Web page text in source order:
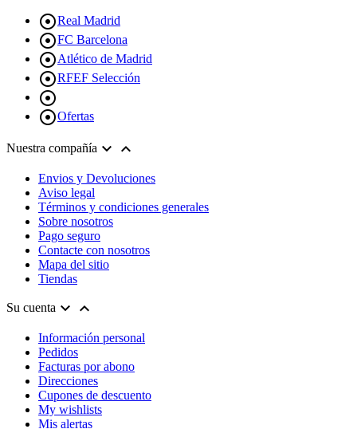
Real Madrid
FC Barcelona
Atlético de Madrid
RFEF Selección

Ofertas
Nuestra compañía  
Envios y Devoluciones
Aviso legal
Términos y condiciones generales
Sobre nosotros
Pago seguro
Contacte con nosotros
Mapa del sitio
Tiendas
Su cuenta  
Información personal
Pedidos
Facturas por abono
Direcciones
Cupones de descuento
My wishlists
Mis alertas